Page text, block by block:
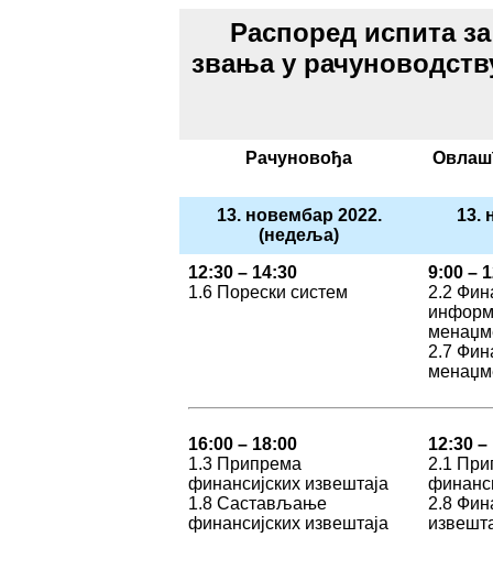
Распоред испита
звања у
Рачуновођа
13. новембар 2022.
(недеља)
13.
12:30 – 14:30
1.6 Порески систем
9:00 –
2.2
2.7
16:00 – 18:00
1.3 Припрема
финансијских извештаја
1.8 Састављање
финансијских извештаја
12:30 –
2.1
2.8